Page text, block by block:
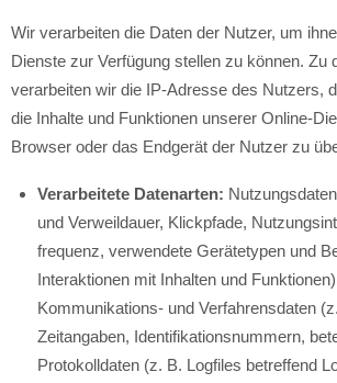
Wir verarbeiten die Daten der Nutzer, um
Dienste zur Verfügung stellen zu können. Zu
verarbeiten wir die IP-Adresse des Nutzers,
die Inhalte und Funktionen unserer Online-
Browser oder das Endgerät der Nutzer zu
Verarbeitete Datenarten:
und Verweildauer, Klickpfade,
frequenz, verwendete Gerätetypen und
Interaktionen mit Inhalten und
Kommunikations- und Verfahrensdaten
Zeitangaben, Identifikationsnummern,
Protokolldaten (z. B. Logfiles betreffend